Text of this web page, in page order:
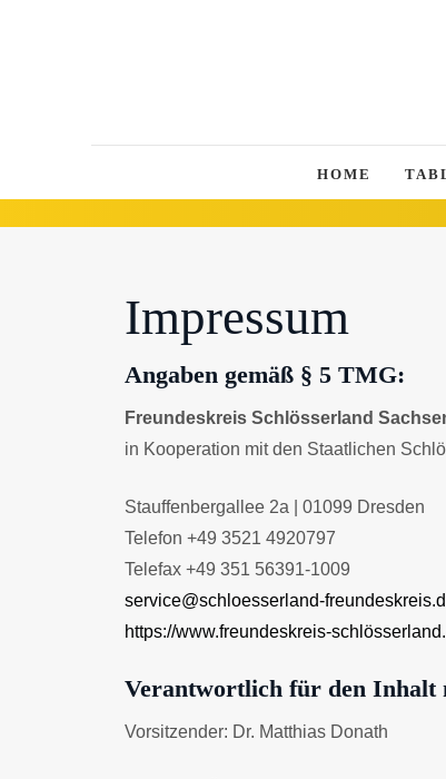
HOME
Impressum
Angaben gemäß § 5 TMG:
Freundeskreis Schlösserland
in Kooperation mit den Staatlichen
Stauffenbergallee 2a | 01099 Dresden
Telefon +49 3521 4920797
Telefax +49 351 56391-1009
service@schloesserland-
https://www.freundeskreis-
Verantwortlich für den Inhalt
Vorsitzender: Dr. Matthias Donath